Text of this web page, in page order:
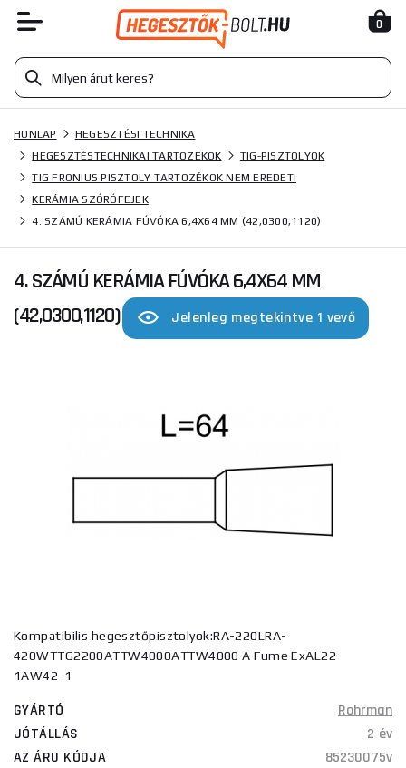
0
HONLAP
HEGESZTÉSI TECHNIKA
HEGESZTÉSTECHNIKAI TARTOZÉKOK
TIG-PISZTOLYOK
TIG FRONIUS PISZTOLY TARTOZÉKOK NEM EREDETI
KERÁMIA SZÓRÓFEJEK
4. SZÁMÚ KERÁMIA FÚVÓKA 6,4X64 MM (42,0300,1120)
4. SZÁMÚ KERÁMIA FÚVÓKA 6,4X64 MM
(42,0300,1120)
Jelenleg megtekintve 1 vevő
Kompatibilis hegesztőpisztolyok:RA-220LRA-
420WTTG2200ATTW4000ATTW4000 A Fume ExAL22-
1AW42-1
GYÁRTÓ
Rohrman
JÓTÁLLÁS
2 év
AZ ÁRU KÓDJA
85230075v